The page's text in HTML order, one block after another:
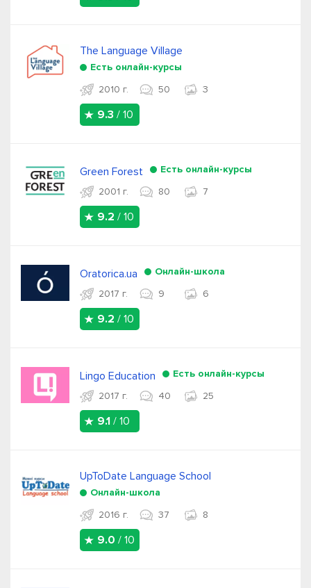
The Language Village
Есть онлайн-курсы
2010 г.
50 3
9.3 / 10
Green Forest
Есть онлайн-курсы
2001 г.
80 7
9.2 / 10
Oratorica.ua
Онлайн-школа
2017 г.
9 6
9.2 / 10
Lingo Education
Есть онлайн-курсы
2017 г.
40 25
9.1 / 10
UpToDate Language School
Онлайн-школа
2016 г.
37 8
9.0 / 10